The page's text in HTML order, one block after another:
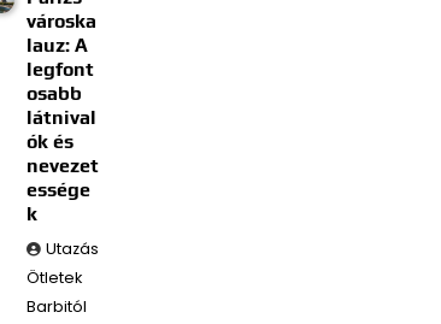
városka
lauz: A
legfont
osabb
látnival
ók és
nevezet
essége
k
Utazás
Ötletek
Barbitól